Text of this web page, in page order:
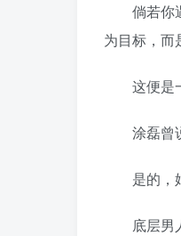
倘若你遇
为目标，而
这便是一
涂磊曾说
是的，婚
底层男人